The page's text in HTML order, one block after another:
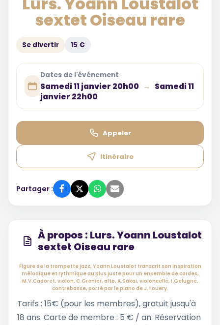
sextet Oiseau rare
Se divertir 15 €
Dates de l'événement
Samedi 11 janvier 20h00 →
Samedi 11
janvier 22h00
Appeler
Itinéraire
Partager :
À propos : Lurs. Yoann Loustalot
sextet Oiseau rare
Figure de la trompette jazz, Yoann Loustalot transcrit son inspiration
mélodique et rythmique au plus juste pour un ensemble de cordes,
M.V.Cadoret, violon, C.Grenier, alto, A.Sakai, violoncelle, I.Gelugne,
contrebasse, porté par le piano de J.Touery.
Tarifs : 15€ (pour les membres), gratuit jusqu'à
18 ans. Carte de membre : 5 € / an. Réservation